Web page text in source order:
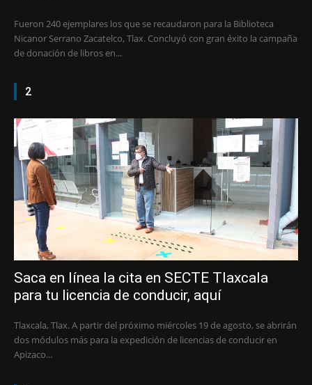
Fueron 240 ejemplares los que se recaudaron para la Biblioteca
Nicanor Serrano Zacatelco, Tlax. Concluyó con gran éxito la campaña
de donación de libros en...
2
Saca en línea la cita en SECTE Tlaxcala
para tu licencia de conducir, aquí
Tlaxcala, Tlax. A partir del próximo miércoles 19 de agosto, se abrirán
dos módulos más para la expedición de licencias de conducir en
Apizaco...